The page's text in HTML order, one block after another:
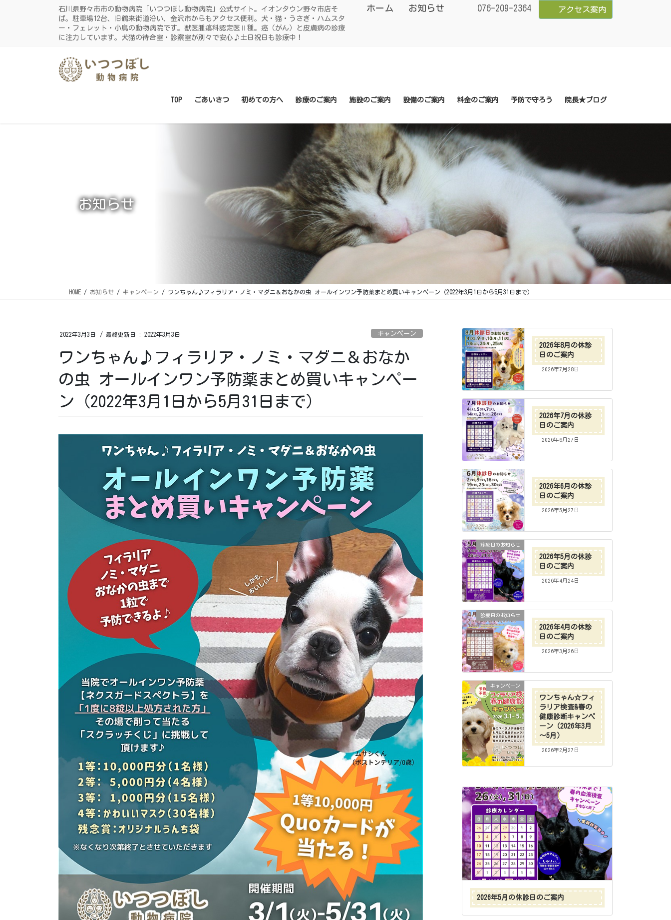
石川県野々市市の動物病院「いつつぼし動物病院」公式サイト。イオンタウン野々市店そ
ば。駐車場12台、旧鶴来街道沿い、金沢市からもアクセス便利。犬・猫・うさぎ・ハムスタ
ー・フェレット・小鳥の動物病院です。獣医腫瘍科認定医Ⅱ種。癌（がん）と皮膚病の診療
に注力しています。犬猫の待合室・診察室が別々で安心♪土日祝日も診療中！
ホーム お知らせ 076-209-2364 アクセス案内
TOP ごあいさつ 初めての方へ 診療のご案内 施設のご案内 設備のご案内 料金のご案内 予防で守ろう 院長★ブログ
お知らせ
HOME お知らせ キャンペーン ワンちゃん♪フィラリア・ノミ・マダニ＆おなかの虫 オールインワン予防薬まとめ買いキャンペーン（2022年3月1日から5月31日まで）
2022年3月3日 / 最終更新日 : 2022年3月3日 キャンペーン
ワンちゃん♪フィラリア・ノミ・マダニ＆おなか
の虫 オールインワン予防薬まとめ買いキャンペー
ン（2022年3月1日から5月31日まで）
2026年8月の休診
日のご案内
2026年7月28日
2026年7月の休診
日のご案内
2026年6月27日
2026年6月の休診
日のご案内
2026年5月27日
診療日のお知らせ
2026年5月の休診
日のご案内
2026年4月24日
診療日のお知らせ
2026年4月の休診
日のご案内
2026年3月26日
キャンペーン
ワンちゃん☆フィ
ラリア検査&春の
健康診断キャンペ
ーン（2026年3月
～5月）
2026年2月27日
2026年5月の休診日のご案内